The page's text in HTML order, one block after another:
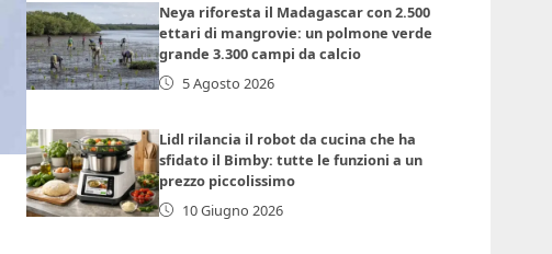
Neya riforesta il Madagascar con 2.500
ettari di mangrovie: un polmone verde
grande 3.300 campi da calcio
5 Agosto 2026
Lidl rilancia il robot da cucina che ha
sfidato il Bimby: tutte le funzioni a un
prezzo piccolissimo
10 Giugno 2026